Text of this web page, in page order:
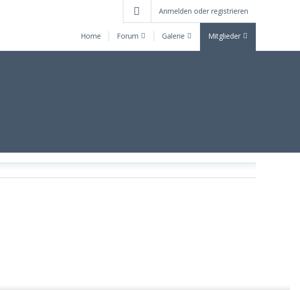
Home Forum Galerie Mitglieder
Anmelden oder registrieren